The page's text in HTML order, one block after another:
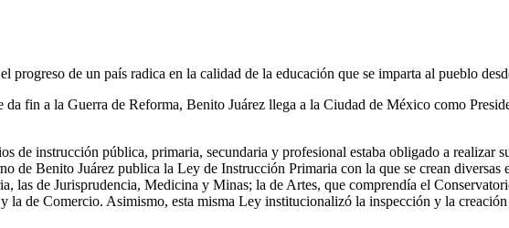
progreso de un país radica en la calidad de la educación que se imparta al pueblo
fin a la Guerra de Reforma, Benito Juárez llega a la Ciudad de México como
de instrucción pública, primaria, secundaria y profesional estaba obligado a realizar
de Benito Juárez publica la Ley de Instrucción Primaria con la que se crean diversas
las de Jurisprudencia, Medicina y Minas; la de Artes, que comprendía el
la de Comercio. Asimismo, esta misma Ley institucionalizó la inspección y la